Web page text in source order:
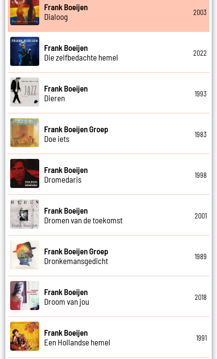
Frank Boeijen
Dialoog
2003
Frank Boeijen
Die zelfbedachte hemel
2022
Frank Boeijen
Dieren
1993
Frank Boeijen Groep
Doe iets
1983
Frank Boeijen
Dromedaris
1998
Frank Boeijen
Dromen van de toekomst
2001
Frank Boeijen Groep
Dronkemansgedicht
1989
Frank Boeijen
Droom van jou
2018
Frank Boeijen
Een Hollandse hemel
1991